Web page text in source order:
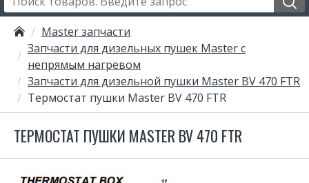
Master запчасти
Запчасти для дизельных пушек Master с
непрямым нагревом
Запчасти для дизельной пушки Master BV 470 FTR
Термостат пушки Master BV 470 FTR
ТЕРМОСТАТ ПУШКИ MASTER BV 470 FTR